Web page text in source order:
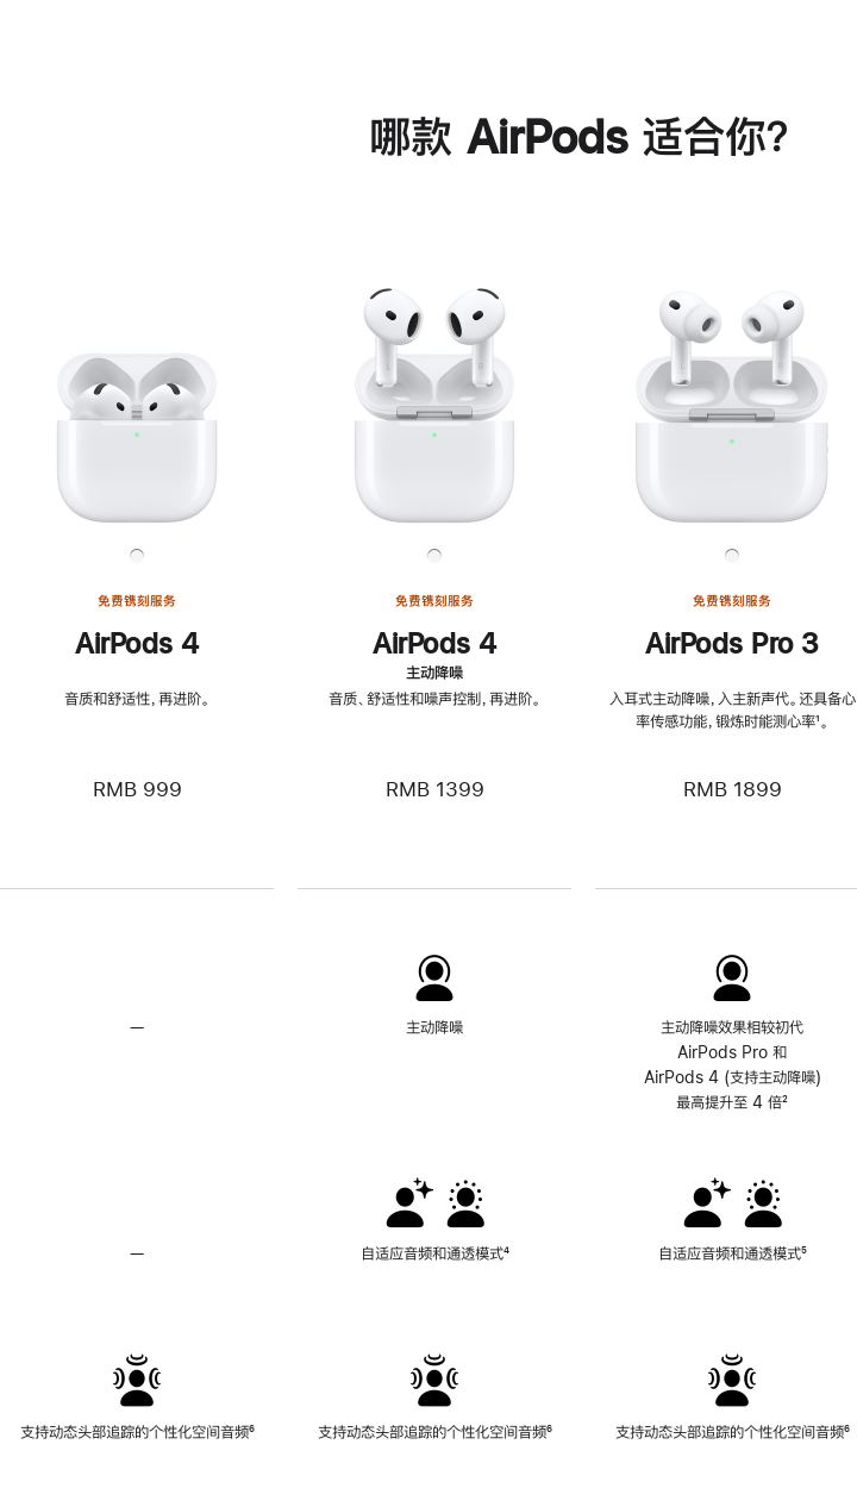
哪款 AirPods 适合你？
免费镌刻服务
AirPods 4
音质和舒适性，再进阶。
RMB 999
—
—
适
应
音
频
支持动态头部追踪的个性化空间音频脚
⁶
免费镌刻服务
AirPods 4
主动降噪
音质、舒适性和噪声控制，再进阶。
RMB 1399
主动降噪
自适应音频和通透模式脚
⁴
支持动态头部追踪的个性化空间音频脚
⁶
免费镌刻服务
AirPods Pro 3
入耳式主动降噪，入主新声代。还具备心
率传感功能，锻炼时能测心率脚
¹。
RMB 1899
主动降噪效果相较初代
AirPods Pro 和
AirPods 4 (支持主动降噪)
最高提升至 4 倍脚
²
自适应音频和通透模式脚
⁵
支持动态头部追踪的个性化空间音频脚
⁶